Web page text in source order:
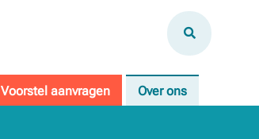
Voorstel aanvragen Over ons